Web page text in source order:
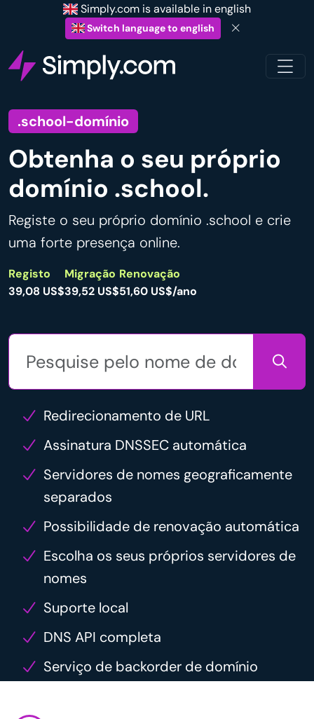
Simply.com is available in english
Switch language to english
.school-domínio
Obtenha o seu próprio
domínio .school.
Registe o seu próprio domínio .school e crie
uma forte presença online.
Registo
39,08 US$
Migração
39,52 US$
Renovação
51,60 US$/ano
Redirecionamento de URL
Assinatura DNSSEC automática
Servidores de nomes geograficamente
separados
Possibilidade de renovação automática
Escolha os seus próprios servidores de
nomes
Suporte local
DNS API completa
Serviço de backorder de domínio